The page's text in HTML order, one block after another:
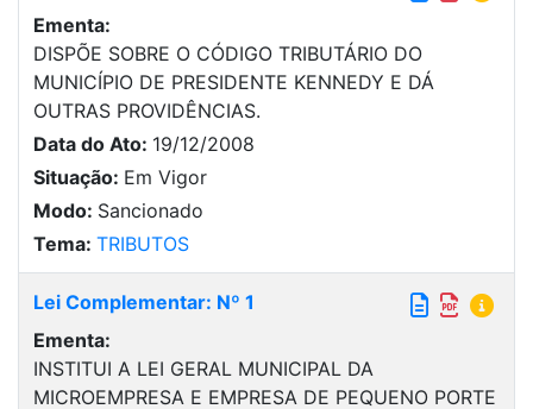
Ementa:
DISPÕE SOBRE O CÓDIGO TRIBUTÁRIO DO
MUNICÍPIO DE PRESIDENTE KENNEDY E DÁ
OUTRAS PROVIDÊNCIAS.
Data do Ato: 19/12/2008
Situação: Em Vigor
Modo: Sancionado
Tema: TRIBUTOS
Lei Complementar: Nº 1
Ementa:
INSTITUI A LEI GERAL MUNICIPAL DA
MICROEMPRESA E EMPRESA DE PEQUENO PORTE